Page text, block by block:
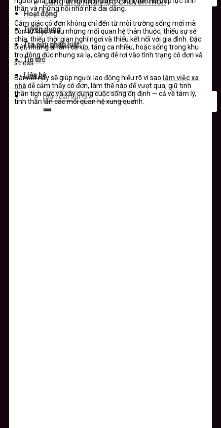
Hoạt động
Tuyển dụng
Tra cứu pháp luật
Tin tức
Liên hệ
thần và những nỗi nhớ nhà dai dẳng.
Cảm giác cô đơn không chỉ đến từ môi trường sống mới mà
còn từ việc thiếu những mối quan hệ thân thuộc, thiếu sự sẻ
chia, thiếu thời gian nghỉ ngơi và thiếu kết nối với gia đình. Đặc
biệt, những ai làm ca kíp, tăng ca nhiều, hoặc sống trong khu
trọ đông đúc nhưng xa lạ, càng dễ rơi vào tình trạng cô đơn và
stress.
Bài viết này sẽ giúp người lao động hiểu rõ vì sao làm việc xa
nhà dễ cảm thấy cô đơn, làm thế nào để vượt qua, giữ tinh
thần tích cực và xây dựng cuộc sống ổn định — cả về tâm lý,
tinh thần lẫn các mối quan hệ xung quanh.